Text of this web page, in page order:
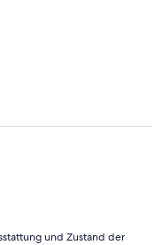
und Zustand der